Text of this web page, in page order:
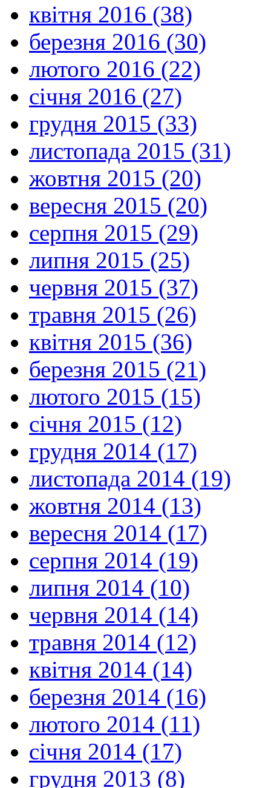
квітня 2016 (38)
березня 2016 (30)
лютого 2016 (22)
січня 2016 (27)
грудня 2015 (33)
листопада 2015 (31)
жовтня 2015 (20)
вересня 2015 (20)
серпня 2015 (29)
липня 2015 (25)
червня 2015 (37)
травня 2015 (26)
квітня 2015 (36)
березня 2015 (21)
лютого 2015 (15)
січня 2015 (12)
грудня 2014 (17)
листопада 2014 (19)
жовтня 2014 (13)
вересня 2014 (17)
серпня 2014 (19)
липня 2014 (10)
червня 2014 (14)
травня 2014 (12)
квітня 2014 (14)
березня 2014 (16)
лютого 2014 (11)
січня 2014 (17)
грудня 2013 (8)